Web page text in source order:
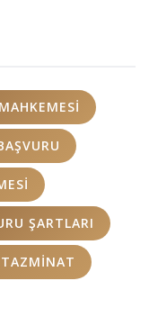
ŞARTLARI